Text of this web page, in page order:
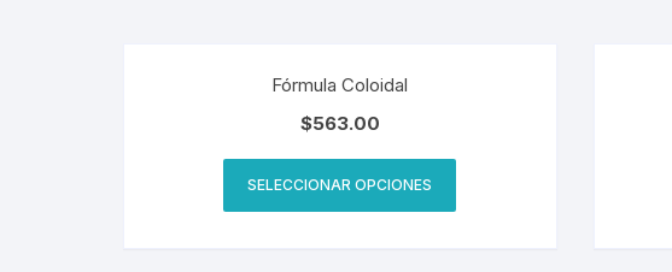
Fórmula Coloidal
$563.00
SELECCIONAR OPCIONES